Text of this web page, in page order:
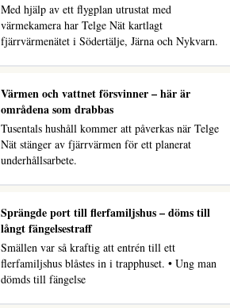
Med hjälp av ett flygplan utrustat med
värmekamera har Telge Nät kartlagt
fjärrvärmenätet i Södertälje, Järna och Nykvarn.
Värmen och vattnet försvinner – här är
områdena som drabbas
Tusentals hushåll kommer att påverkas när Telge
Nät stänger av fjärrvärmen för ett planerat
underhållsarbete.
Sprängde port till flerfamiljshus – döms till
långt fängelsestraff
Smällen var så kraftig att entrén till ett
flerfamiljshus blåstes in i trapphuset. • Ung man
dömds till fängelse